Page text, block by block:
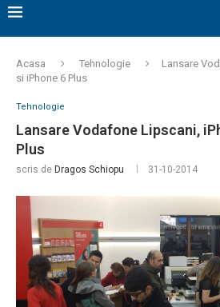
Acasa Tehnologie
Lansare
si iPhone 6 Plus
Tehnologie
Lansare Vodafone Lipscani,
Plus
scris de Dragos Schiopu 31-10-2014